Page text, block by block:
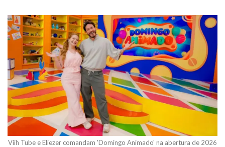
Viih Tube e Eliezer comandam 'Domingo Animado' na abertura de 2026